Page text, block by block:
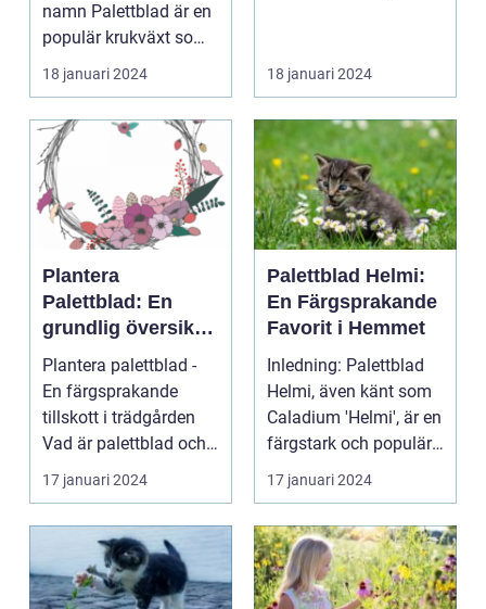
namn Palettblad är en
populär krukväxt som
blivit allt mer eftertra...
18 januari 2024 18 januari 2024
Plantera
Palettblad: En
grundlig översikt
och presentation
Plantera palettblad -
En färgsprakande
tillskott i trädgården
Vad är palettblad och
vilka typer fin...
17 januari 2024
Palettblad Helmi:
En Färgsprakande
Favorit i Hemmet
Inledning: Palettblad
Helmi, även känt som
Caladium 'Helmi', är en
färgstark och populär
växt som ha...
17 januari 2024